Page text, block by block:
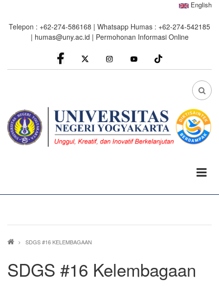
main
English
Telepon : +62-274-586168 | Whatsapp Humas : +62-274-542185
| humas@uny.ac.id | Permohonan Informasi Online
facebook
Instagram youtube
FA
Breadcrumb
SDGS #16 KELEMBAGAAN
SDGS #16 Kelembagaan